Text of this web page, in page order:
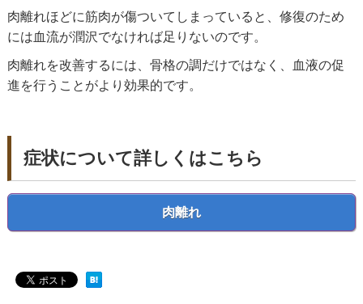
肉離れほどに筋肉が傷ついてしまっていると、修復のため
には血流が潤沢でなければ足りないのです。
肉離れを改善するには、骨格の調だけではなく、血液の促
進を行うことがより効果的です。
症状について詳しくはこちら
肉離れ